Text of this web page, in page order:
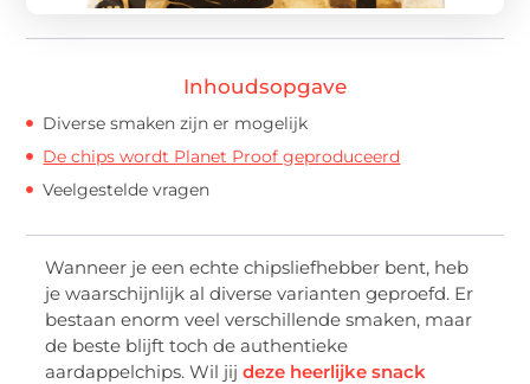
Inhoudsopgave
Diverse smaken zijn er mogelijk
De chips wordt Planet Proof geproduceerd
Veelgestelde vragen
Wanneer je een echte chipsliefhebber bent, heb
je waarschijnlijk al diverse varianten geproefd. Er
bestaan enorm veel verschillende smaken, maar
de beste blijft toch de authentieke
aardappelchips. Wil jijdeze heerlijke snack